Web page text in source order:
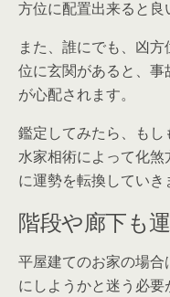
方位に配置出来ると良
また、誰にでも、凶
位に玄関があると、
が心配されます。
鑑定してみたら、も
水家相術によって化
に運勢を転換していき
階段や廊下も
平屋建てのお家の場
にしようかと迷う必要